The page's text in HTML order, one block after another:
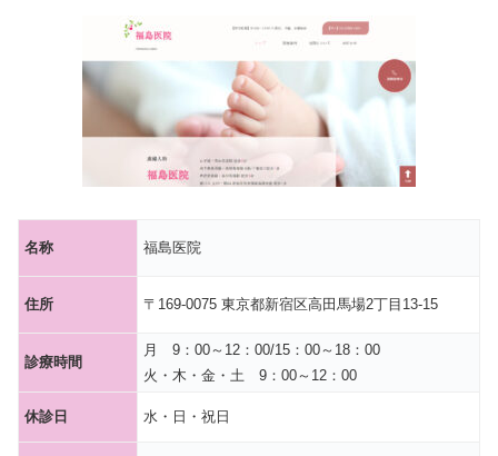
名称 福島医院
住所 〒169-0075 東京都新宿区高田馬場2丁目13-15
診療時間
月 9：00～12：00/15：00～18：00
火・木・金・土 9：00～12：00
休診日 水・日・祝日